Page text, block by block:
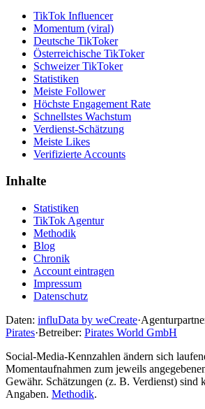
TikTok Influencer
Momentum (viral)
Deutsche TikToker
Österreichische TikToker
Schweizer TikToker
Statistiken
Meiste Follower
Höchste Engagement Rate
Schnellstes Wachstum
Verdienst-Schätzung
Meiste Likes
Verifizierte Accounts
Inhalte
Statistiken
TikTok Agentur
Methodik
Blog
Chronik
Account eintragen
Impressum
Datenschutz
Daten: influData by weCreate·
Pirates·Betreiber: Pirates World GmbH
Social-Media-Kennzahlen ändern sich
Momentaufnahmen zum jeweils
Gewähr. Schätzungen (z. B. Verdienst) sind
Angaben. Methodik.